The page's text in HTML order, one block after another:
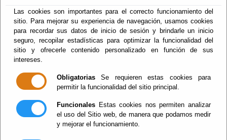
Las cookies son importantes para el correcto funcionamiento del
sitio. Para mejorar su experiencia de navegación, usamos cookies
para recordar sus datos de inicio de sesión y brindarle un inicio
seguro, recopilar estadísticas para optimizar la funcionalidad del
sitio y ofrecerle contenido personalizado en función de sus
intereses.
Obligatorias Se requieren estas cookies para
permitir la funcionalidad del sitio principal.
Funcionales Estas cookies nos permiten analizar
el uso del Sitio web, de manera que podamos medir
y mejorar el funcionamiento.
El documento con referenciaque-hacer-cuando-busco-
no existe.
Red Provincial
Intranet Provincial
Intranet Beneficiarios
Servicios EE.LL.
Red Provincial